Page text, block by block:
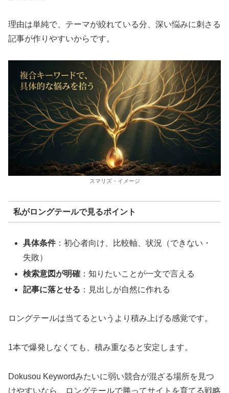
理由は単純で、テーマが絞れている分、深い悩みに刺さる
記事が作りやすいからです。
スマリズ・イメージ
私がロングテールで見るポイント
具体条件：初心者向け、比較軸、状況（できない・
失敗）
検索意図が明確 ：知りたいことが一文で言える
記事に落とせる ：見出しが自然に作れる
ロングテールは当てるというより積み上げる感覚です。
1本で爆発しなくても、積み重なると安定します。
Dokusou Keywordみたいに弱い競合が混ざる場所を見つ
けやすいなら、ロングテールで勝ってサイトを育てる戦略